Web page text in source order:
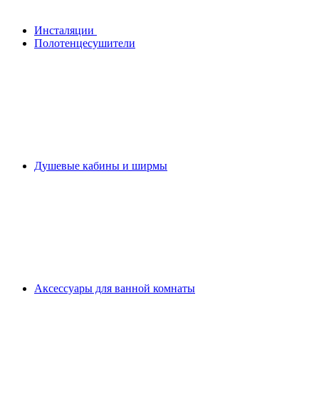
Инсталяции
Полотенцесушители
Душевые кабины и ширмы
Аксессуары для ванной комнаты